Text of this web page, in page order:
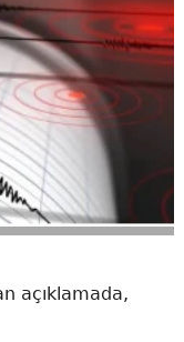
açıklamada,